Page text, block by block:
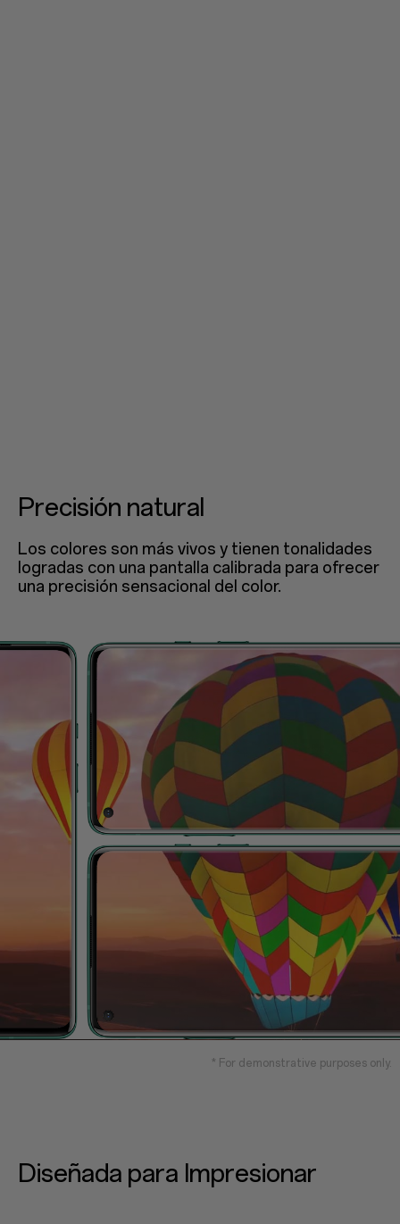
Precisión natural
Los colores son más vivos y tienen tonalidades
logradas con una pantalla calibrada para ofrecer
una precisión sensacional del color.
* For demonstrative purposes only.
Diseñada para Impresionar